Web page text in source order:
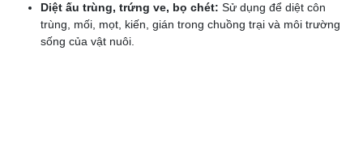
Diệt ấu trùng, trứng ve, bọ chét: Sử dụng để diệt côn
trùng, mối, mọt, kiến, gián trong chuồng trại và môi trường
sống của vật nuôi.